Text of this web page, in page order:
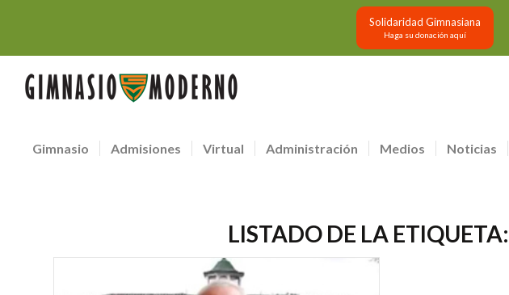
Solidaridad Gimnasiana
Haga su donación aquí
Gimnasio Admisiones Virtual Administración Medios Noticias
LISTADO DE LA ETIQUETA: